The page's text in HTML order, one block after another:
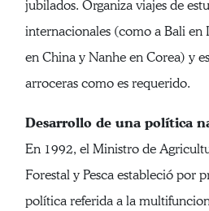
jubilados. Organiza viajes de
internacionales (como a Bali en
en China y Nanhe en Corea) y
arroceras como es requerido.
Desarrollo de una política
En 1992, el Ministro de
Forestal y Pesca estableció por
política referida a la